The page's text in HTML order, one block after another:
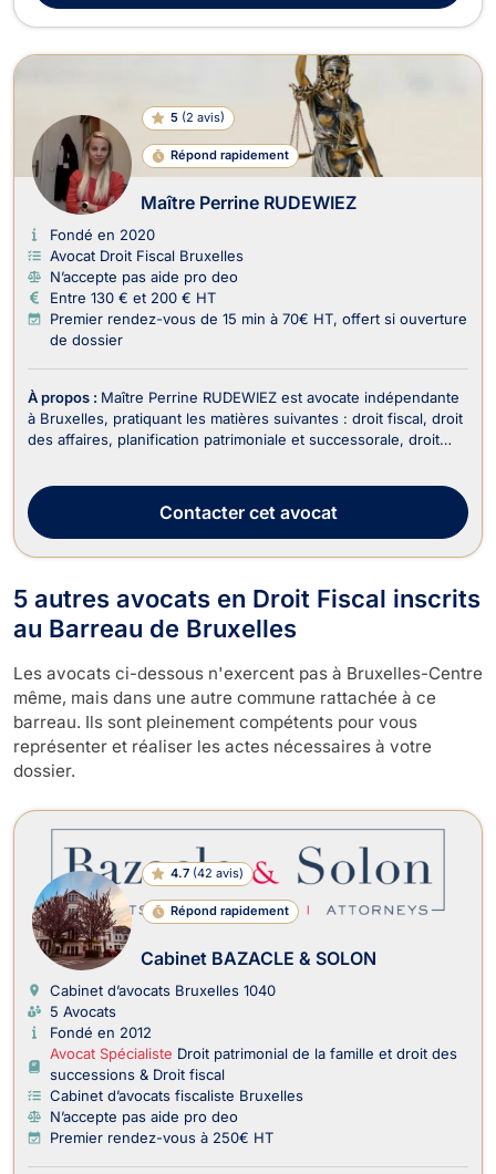
5 (2 avis)
Répond rapidement
Maître Perrine RUDEWIEZ
Fondé en 2020
Avocat Droit Fiscal Bruxelles
N’accepte pas aide pro deo
Entre 130 € et 200 € HT
Premier rendez-vous de 15 min à 70€ HT, offert si ouverture
de dossier
À propos : Maître Perrine RUDEWIEZ est avocate indépendante
à Bruxelles, pratiquant les matières suivantes : droit fiscal, droit
des affaires, planification patrimoniale et successorale, droit
service de ses clients pou...
Contactercet avocat
5 autres avocats en Droit Fiscal inscrits
au Barreau de Bruxelles
Les avocats ci-dessous n'exercent pas à Bruxelles-Centre
même, mais dans une autre commune rattachée à ce
barreau. Ils sont pleinement compétents pour vous
représenter et réaliser les actes nécessaires à votre
dossier.
4.7 (42 avis)
Répond rapidement
Cabinet BAZACLE & SOLON
Cabinet d’avocats Bruxelles 1040
5 Avocats
Fondé en 2012
Avocat Spécialiste Droit patrimonial de la famille et droit des
successions & Droit fiscal
Cabinet d’avocats fiscaliste Bruxelles
N’accepte pas aide pro deo
Premier rendez-vous à 250€ HT